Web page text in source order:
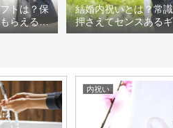
トは？保
らえるア
結婚内祝いとは？常
押さえてセンスある
う
内祝い